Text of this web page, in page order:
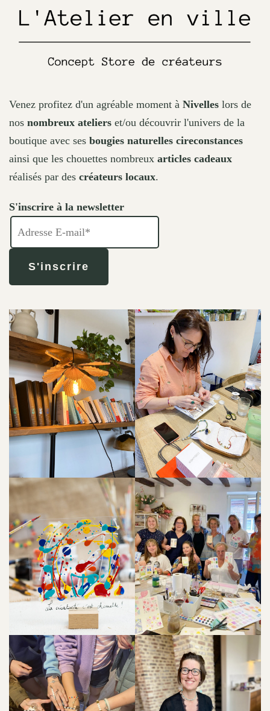
product
page
Venez profitez d'un agréable moment à Nivelles lors de
nos nombreux ateliers et/ou découvrir l'univers de la
boutique avec ses bougies naturelles cireconstances
ainsi que les chouettes nombreux articles cadeaux
réalisés par des créateurs locaux.
S'inscrire à la newsletter